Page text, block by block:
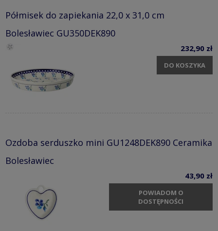
Półmisek do zapiekania 22,0 x 31,0 cm
Bolesławiec GU350DEK890
232,90 zł
DO KOSZYKA
Ozdoba serduszko mini GU1248DEK890 Ceramika
Bolesławiec
43,90 zł
POWIADOM O
DOSTĘPNOŚCI